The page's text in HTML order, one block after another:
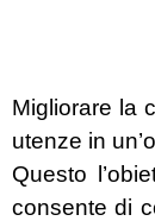
Migliorare la
utenze in
Questo
consente di